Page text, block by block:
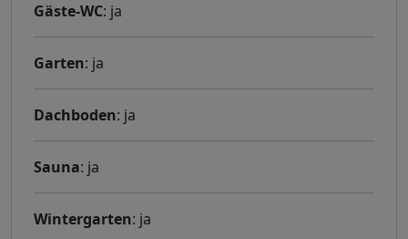
Gäste-WC: ja
Garten: ja
Dachboden: ja
Sauna: ja
Wintergarten: ja